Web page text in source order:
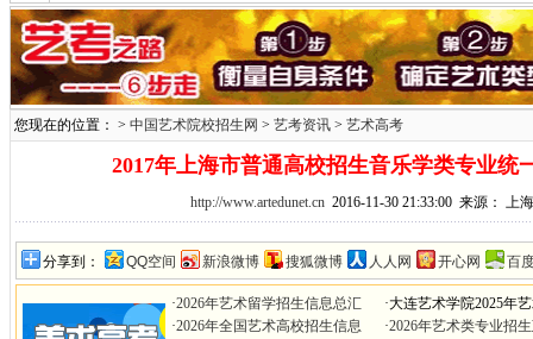
您现在的位置： > 中国艺术院校招生网 > 艺考资讯 > 艺术高考
2017年上海市普通高校招生音乐学类专业统
http://www.artedunet.cn2016-11-30 21:33:00 来源： 上
分享到： QQ空间 新浪微博 搜狐微博 人人网 开心网 百
·2026年艺术留学招生信息总汇
·2026年全国艺术高校招生信息
·大连艺术学院2025年
·2026年艺术类专业招